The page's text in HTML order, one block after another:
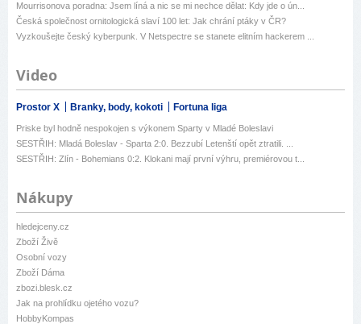
Mourrisonova poradna: Jsem líná a nic se mi nechce dělat: Kdy jde o ún...
Česká společnost ornitologická slaví 100 let: Jak chrání ptáky v ČR?
Vyzkoušejte český kyberpunk. V Netspectre se stanete elitním hackerem ...
Video
Prostor X Branky, body, kokoti Fortuna liga
Priske byl hodně nespokojen s výkonem Sparty v Mladé Boleslavi
SESTŘIH: Mladá Boleslav - Sparta 2:0. Bezzubí Letenští opět ztratili. ...
SESTŘIH: Zlín - Bohemians 0:2. Klokani mají první výhru, premiérovou t...
Nákupy
hledejceny.cz
Zboží Živě
Osobní vozy
Zboží Dáma
zbozi.blesk.cz
Jak na prohlídku ojetého vozu?
HobbyKompas